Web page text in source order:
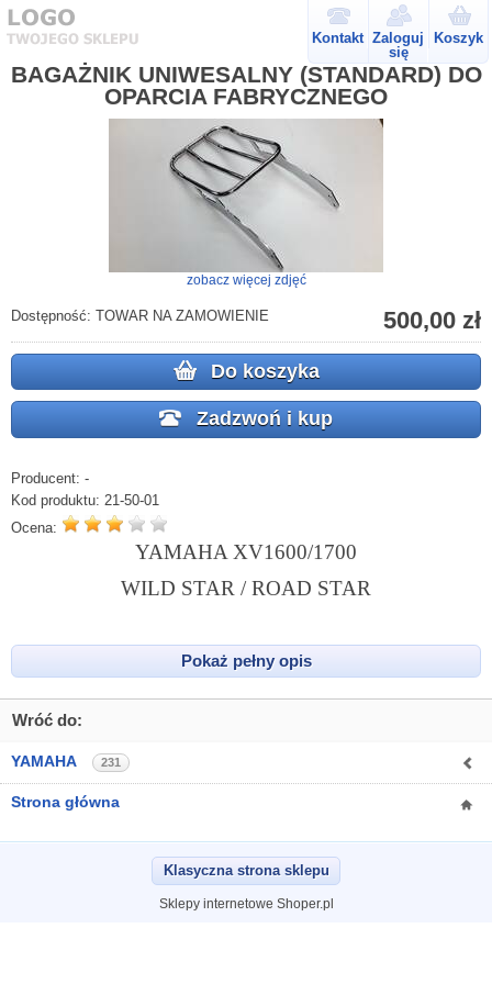
Kontakt Zaloguj
się
Koszyk
BAGAŻNIK UNIWESALNY (STANDARD) DO
OPARCIA FABRYCZNEGO
zobacz więcej zdjęć
500,00 zł
Dostępność: TOWAR NA ZAMÓWIENIE
Do koszyka
Zadzwoń i kup
Producent: -
Kod produktu: 21-50-01
Ocena:
YAMAHA XV1600/1700
WILD STAR / ROAD STAR
Pokaż pełny opis
Wróć do:
YAMAHA 231
Strona główna
Klasyczna strona sklepu
Sklepy internetowe Shoper.pl